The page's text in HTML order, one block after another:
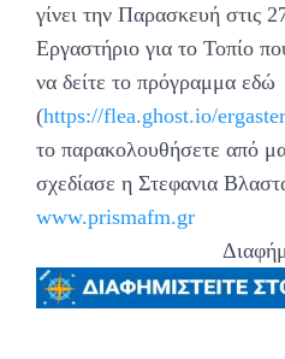
γίνει την Παρασκευή στις
Εργαστήριο για το Τοπίο
να δείτε το πρόγραμμα εδώ
(https://flea.ghost.io/
το παρακολουθήσετε από
σχεδίασε η Στεφανια
www.prismafm.gr